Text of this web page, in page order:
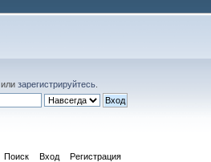
или зарегистрируйтесь
Поиск Вход Регистрация